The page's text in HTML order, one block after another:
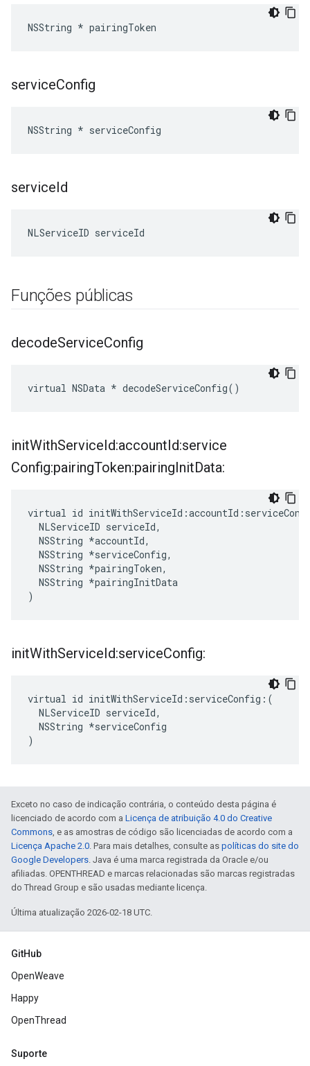
NSString * pairingToken
serviceConfig
NSString * serviceConfig
serviceId
NLServiceID serviceId
Funções públicas
decodeServiceConfig
virtual NSData * decodeServiceConfig()
initWithServiceId:accountId:service
Config:pairingToken:pairingInitData:
virtual id
  NLServiceID serviceId,
  NSString *accountId,
  NSString *serviceConfig,
  NSString *pairingToken,
  NSString *pairingInitData
)
initWithServiceId:serviceConfig:
virtual id initWithServiceId:serviceConfig:(
  NLServiceID serviceId,
  NSString *serviceConfig
)
Exceto no caso de indicação contrária, o conteúdo desta página é
licenciado de acordo com a Licença de atribuição 4.0 do Creative
Commons, e as amostras de código são licenciadas de acordo com a
Licença Apache 2.0. Para mais detalhes, consulte as políticas do site do
Google Developers. Java é uma marca registrada da Oracle e/ou
afiliadas. OPENTHREAD e marcas relacionadas são marcas registradas
do Thread Group e são usadas mediante licença.
Última atualização 2026-02-18 UTC.
GitHub
OpenWeave
Happy
OpenThread
Suporte